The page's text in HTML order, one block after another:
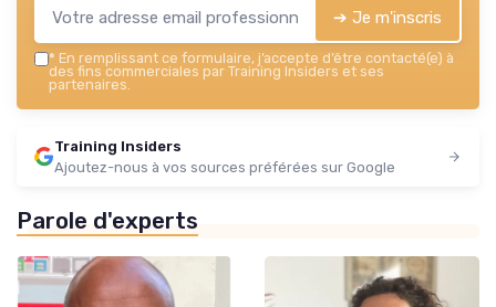
➔ Je m'inscris
* En remplissant ce formulaire, j’accepte d’être contacté(e) à
des fins commerciales par Training Insiders et ses
partenaires.
Training Insiders
Ajoutez-nous à vos sources préférées sur Google
Parole d'experts